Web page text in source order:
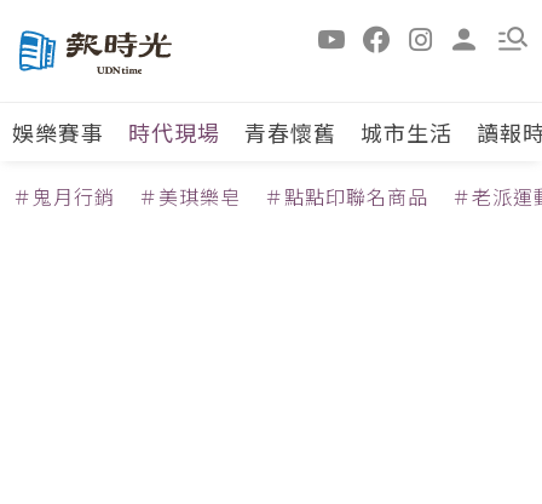
娛樂賽事 時代現場 青春懷舊 城市生活 讀報
＃鬼月行銷 ＃美琪樂皂 ＃點點印聯名商品 ＃老派運